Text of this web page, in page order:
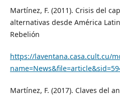
Martínez, F. (2011). Crisis del
alternativas desde América
Rebelión
https://laventana.casa.cult.cu/
Martínez, F. (2017). Claves del